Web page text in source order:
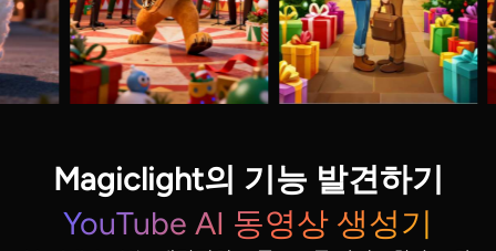
Magiclight의 기능 발견하기
YouTube AI 동영상 생성기